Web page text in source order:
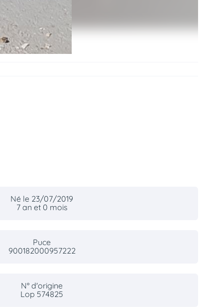
Né le 23/07/2019
7 an et 0 mois
Puce
900182000957222
N° d'origine
Lop 574825